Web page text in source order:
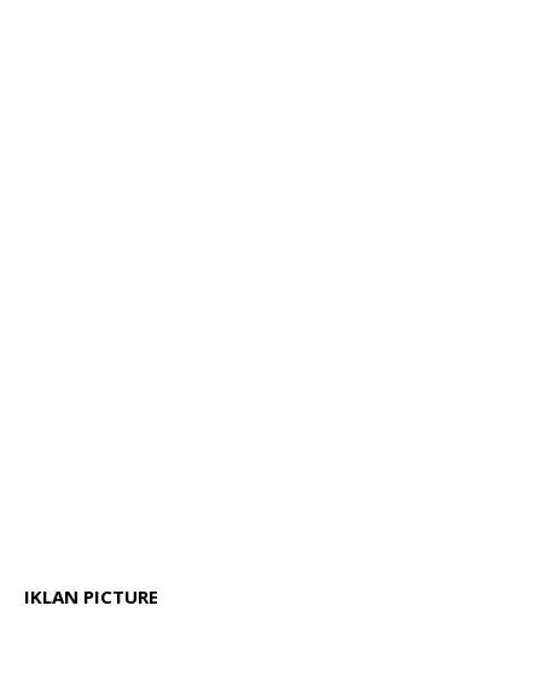
IKLAN PICTURE